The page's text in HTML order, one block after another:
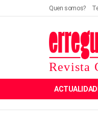
Quen somos?
Revista